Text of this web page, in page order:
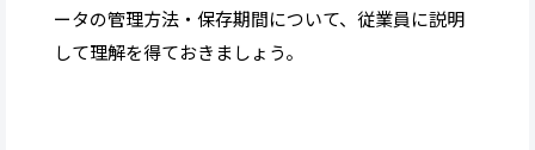
ータの管理方法・保存期間について、従業員に説明
して理解を得ておきましょう。